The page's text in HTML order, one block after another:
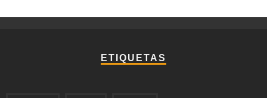
ETIQUETAS